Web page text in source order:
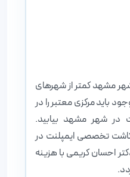
مشهد کمتر از شهرهای
باید مرکزی معتبر را در
در شهر مشهد بیابید.
تخصصی ایمپلنت در
احسان کریمی با هزینه